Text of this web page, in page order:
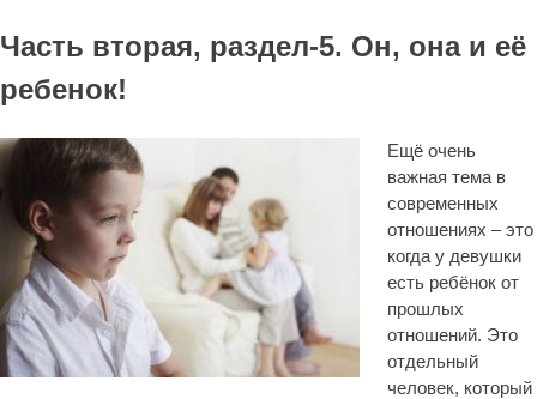
Часть вторая, раздел-5. Он, она и её
ребенок!
Ещё очень
важная тема в
современных
отношениях – это
когда у девушки
есть ребёнок от
прошлых
отношений. Это
отдельный
человек, который